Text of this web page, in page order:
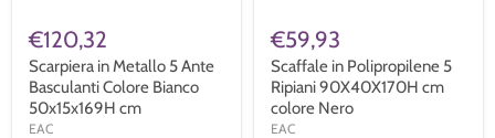
€120,32
Scarpiera in Metallo 5 Ante
Basculanti Colore Bianco
50x15x169H cm
EAC
€59,93
Scaffale in Polipropilene 5
Ripiani 90X40X170H cm
colore Nero
EAC